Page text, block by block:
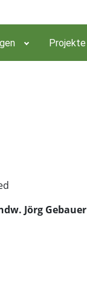
Projekte
Jörg Gebauer